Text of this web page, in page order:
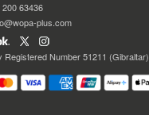
200 63436
plus.com
Registered Number 51211 (Gibraltar)